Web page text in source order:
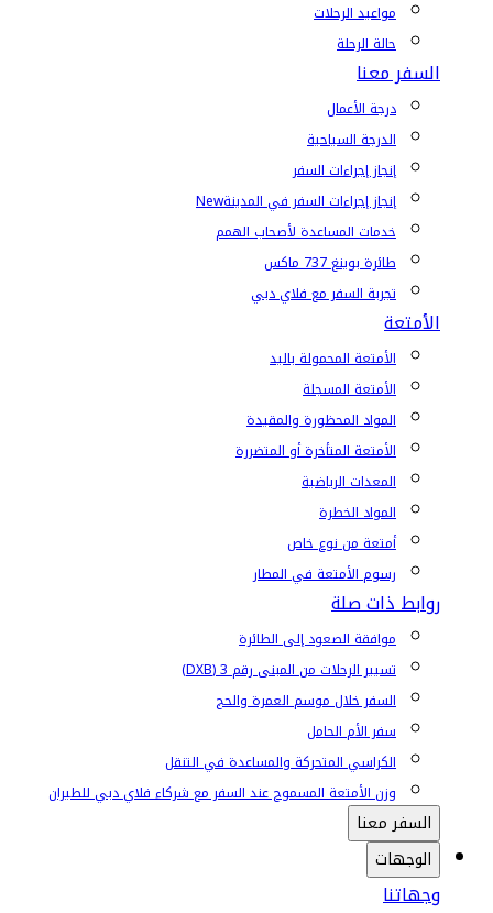
مواعيد الرحلات
حالة الرحلة
السفر معنا
درجة الأعمال
الدرجة السياحية
إنجاز إجراءات السفر
إنجاز إجراءات السفر في المدينةNew
خدمات المساعدة لأصحاب الهمم
طائرة بوينغ 737 ماكس
تجربة السفر مع فلاي دبي
الأمتعة
الأمتعة المحمولة باليد
الأمتعة المسجلة
المواد المحظورة والمقيدة
الأمتعة المتأخرة أو المتضررة
المعدات الرياضية
المواد الخطرة
أمتعة من نوع خاص
رسوم الأمتعة في المطار
روابط ذات صلة
موافقة الصعود إلى الطائرة
تسيير الرحلات من المبنى رقم 3 (DXB)
السفر خلال موسم العمرة والحج
سفر الأم الحامل
الكراسي المتحركة والمساعدة في التنقل
وزن الأمتعة المسموح عند السفر مع شركاء فلاي دبي للطيران
السفر معنا
الوجهات
وجهاتنا